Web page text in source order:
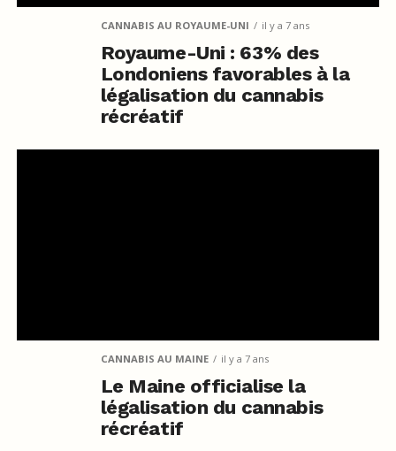
CANNABIS AU ROYAUME-UNI il y a 7 ans
Royaume-Uni : 63% des
Londoniens favorables à la
légalisation du cannabis
récréatif
CANNABIS AU MAINE il y a 7 ans
Le Maine officialise la
légalisation du cannabis
récréatif